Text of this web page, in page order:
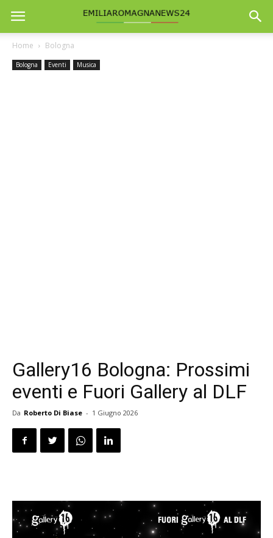
Home Bologna
Bologna Eventi Musica
Gallery16 Bologna: Prossimi
eventi e Fuori Gallery al DLF
Da Roberto Di Biase - 1 Giugno 2026